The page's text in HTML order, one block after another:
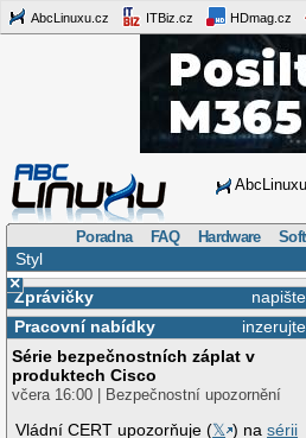
AbcLinuxu.cz ITBiz.cz HDmag.cz
AbcLinuxu
Poradna FAQ Hardware
Styl
×
Zprávičky
Pracovní nabídky
Série bezpečnostních záplat v
produktech Cisco
včera 16:00 | Bezpečnostní upozornění
Vládní CERT upozorňuje (𝕏 ) nasérii